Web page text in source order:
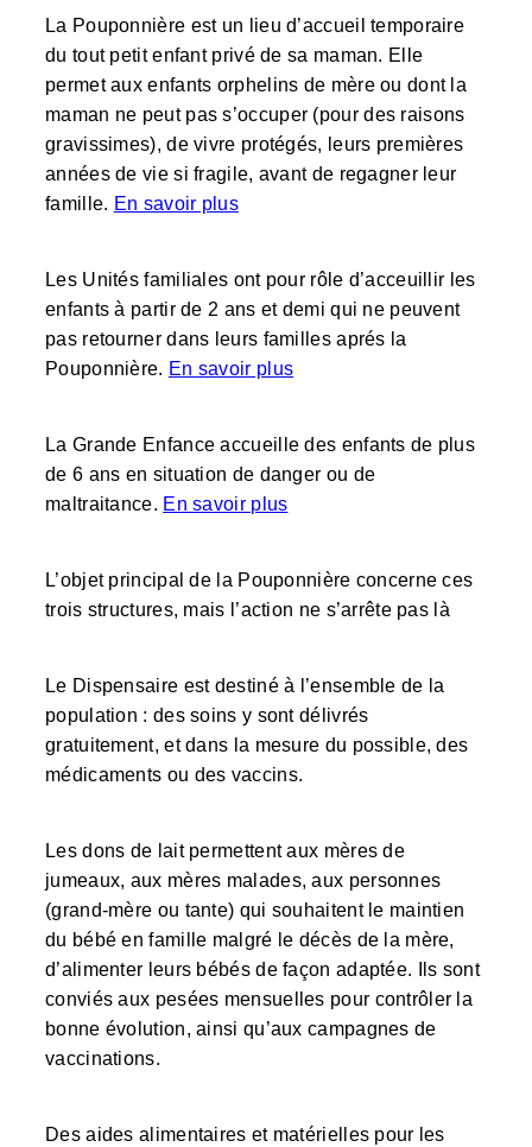
La Pouponnière est un lieu d’accueil temporaire
du tout petit enfant privé de sa maman. Elle
permet aux enfants orphelins de mère ou dont la
maman ne peut pas s’occuper (pour des raisons
gravissimes), de vivre protégés, leurs premières
années de vie si fragile, avant de regagner leur
famille. En savoir plus
Les Unités familiales ont pour rôle d’acceuillir les
enfants à partir de 2 ans et demi qui ne peuvent
pas retourner dans leurs familles aprés la
Pouponnière. En savoir plus
La Grande Enfance accueille des enfants de plus
de 6 ans en situation de danger ou de
maltraitance. En savoir plus
L’objet principal de la Pouponnière concerne ces
trois structures, mais l’action ne s’arrête pas là
Le Dispensaire est destiné à l’ensemble de la
population : des soins y sont délivrés
gratuitement, et dans la mesure du possible, des
médicaments ou des vaccins.
Les dons de lait permettent aux mères de
jumeaux, aux mères malades, aux personnes
(grand-mère ou tante) qui souhaitent le maintien
du bébé en famille malgré le décès de la mère,
d’alimenter leurs bébés de façon adaptée. Ils sont
conviés aux pesées mensuelles pour contrôler la
bonne évolution, ainsi qu’aux campagnes de
vaccinations.
Des aides alimentaires et matérielles pour les